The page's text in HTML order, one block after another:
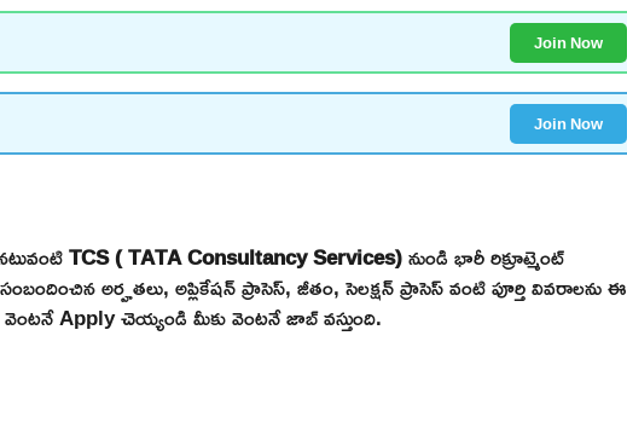
Join Now
Join Now
TCS ( TATA Consultancy Services)నుండి భారీ రిక్రూట్మెంట్
అర్హతలు, అప్లికేషన్ ప్రాసెస్, జీతం, సెలక్షన్ ప్రాసెస్ వంటి పూర్తి వివరాలను ఈ
Apply చెయ్యండి మీకు వెంటనే జాబ్ వస్తుంది.